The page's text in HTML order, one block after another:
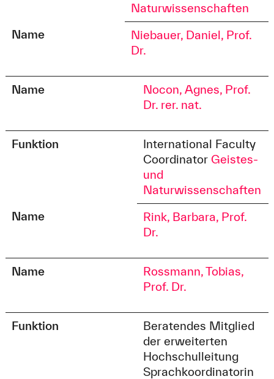
Naturwissenschaften
Name
Niebauer, Daniel, Prof.
Dr.
Name
Nocon, Agnes, Prof.
Dr. rer. nat.
Funktion
International Faculty
Coordinator Geistes-
und
Naturwissenschaften
Name
Rink, Barbara, Prof.
Dr.
Name
Rossmann, Tobias,
Prof. Dr.
Funktion
Beratendes Mitglied
der erweiterten
Hochschulleitung
Sprachkoordinatorin